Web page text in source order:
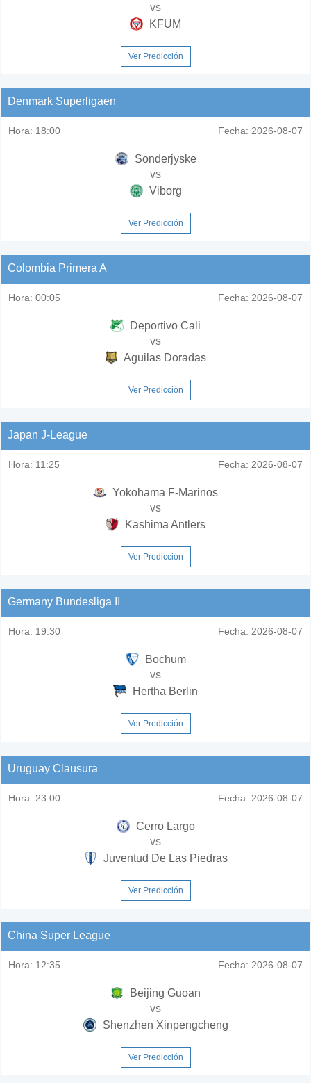
vs
KFUM
Ver Predicción
Denmark Superligaen
Hora: 18:00 Fecha: 2026-08-07
Sonderjyske
vs
Viborg
Ver Predicción
Colombia Primera A
Hora: 00:05 Fecha: 2026-08-07
Deportivo Cali
vs
Aguilas Doradas
Ver Predicción
Japan J-League
Hora: 11:25 Fecha: 2026-08-07
Yokohama F-Marinos
vs
Kashima Antlers
Ver Predicción
Germany Bundesliga II
Hora: 19:30 Fecha: 2026-08-07
Bochum
vs
Hertha Berlin
Ver Predicción
Uruguay Clausura
Hora: 23:00 Fecha: 2026-08-07
Cerro Largo
vs
Juventud De Las Piedras
Ver Predicción
China Super League
Hora: 12:35 Fecha: 2026-08-07
Beijing Guoan
vs
Shenzhen Xinpengcheng
Ver Predicción